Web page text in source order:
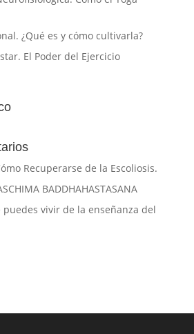
¿Qué es y cómo cultivarla?
El Poder del Ejercicio
Recuperarse de la Escoliosis.
BADDHAHASTASANA
puedes vivir de la enseñanza del